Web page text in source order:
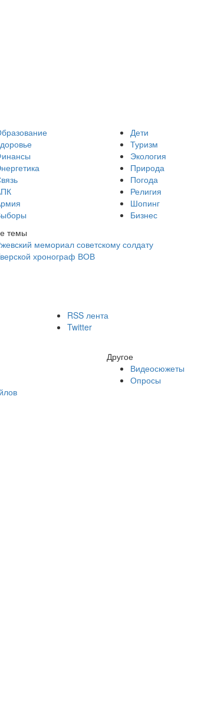
Дети
Туризм
Экология
Природа
Погода
Религия
Шопинг
Бизнес
темы
мемориал советскому солдату
хронограф ВОВ
RSS лента
Twitter
Другое
Видеосюжеты
Опросы